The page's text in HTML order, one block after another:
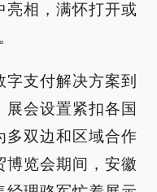
亮相，满怀打开或
支付解决方案到
会设置紧扣各国
多双边和区域合作
博览会期间，安徽